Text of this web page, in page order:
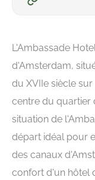
L'Ambassade
d'Amsterdam,
du XVIIe siècle
centre du quartier
situation de
départ idéal pour
des canaux
confort d'un hôtel